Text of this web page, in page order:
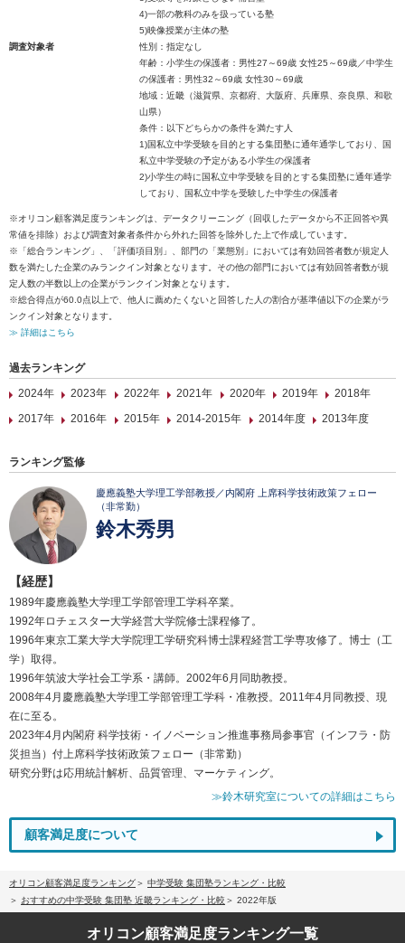
4)一部の教科のみを扱っている塾
5)映像授業が主体の塾
調査対象者
性別：指定なし
年齢：小学生の保護者：男性27～69歳 女性25～69歳／中学生
の保護者：男性32～69歳 女性30～69歳
地域：近畿（滋賀県、京都府、大阪府、兵庫県、奈良県、和歌
山県）
条件：以下どちらかの条件を満たす人
1)国私立中学受験を目的とする集団塾に通年通学しており、国
私立中学受験の予定がある小学生の保護者
2)小学生の時に国私立中学受験を目的とする集団塾に通年通学
しており、国私立中学を受験した中学生の保護者
※オリコン顧客満足度ランキングは、データクリーニング（回収したデータから不正回答や異
常値を排除）および調査対象者条件から外れた回答を除外した上で作成しています。
※「総合ランキング」、「評価項目別」、部門の「業態別」においては有効回答者数が規定人
数を満たした企業のみランクイン対象となります。その他の部門においては有効回答者数が規
定人数の半数以上の企業がランクイン対象となります。
※総合得点が60.0点以上で、他人に薦めたくないと回答した人の割合が基準値以下の企業がラ
ンクイン対象となります。
≫ 詳細はこちら
過去ランキング
2024年
2023年 2022年 2021年 2020年 2019年
2018年
2017年
2016年 2015年 2014-2015年 2014年度 2013年度
ランキング監修
慶應義塾大学理工学部教授／内閣府 上席科学技術政策フェロー
（非常勤）
鈴木秀男
【経歴】
1989年慶應義塾大学理工学部管理工学科卒業。
1992年ロチェスター大学経営大学院修士課程修了。
1996年東京工業大学大学院理工学研究科博士課程経営工学専攻修了。博士（工
学）取得。
1996年筑波大学社会工学系・講師。2002年6月同助教授。
2008年4月慶應義塾大学理工学部管理工学科・准教授。2011年4月同教授、現
在に至る。
2023年4月内閣府 科学技術・イノベーション推進事務局参事官（インフラ・防
災担当）付上席科学技術政策フェロー（非常勤）
研究分野は応用統計解析、品質管理、マーケティング。
≫鈴木研究室についての詳細はこちら
顧客満足度について
オリコン顧客満足度ランキング
中学受験 集団塾ランキング・比較
おすすめの中学受験 集団塾 近畿ランキング・比較
2022年版
オリコン顧客満足度ランキング一覧